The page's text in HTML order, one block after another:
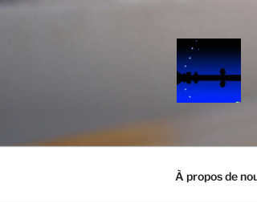
Aller
À propos de